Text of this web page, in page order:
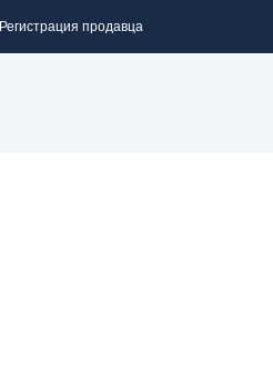
Регистрация продавца